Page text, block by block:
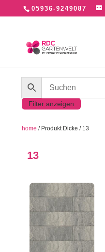
05936-9249087
Filter anzeigen
home / Produkt Dicke / 13
13